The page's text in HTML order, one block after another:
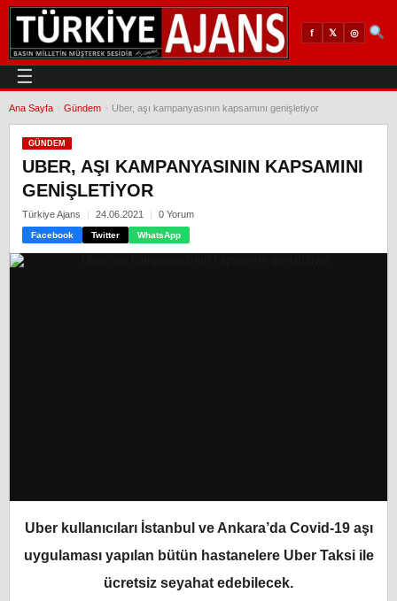
f 𝕏 ◎
☰
Ana Sayfa Gündem Uber, aşı kampanyasının kapsamını genişletiyor
GÜNDEM
UBER, AŞI KAMPANYASININ KAPSAMINI
GENIŞLETIYOR
Türkiye Ajans 24.06.2021 0 Yorum
Facebook Twitter WhatsApp
Uber kullanıcıları İstanbul ve Ankara’da Covid-19 aşı
uygulaması yapılan bütün hastanelere Uber Taksi ile
ücretsiz seyahat edebilecek.